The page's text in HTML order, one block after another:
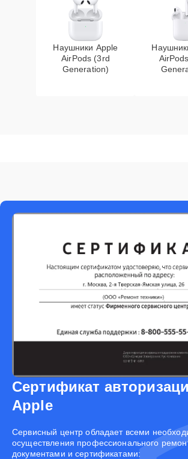
Наушники Apple
AirPods (3rd
Generation)
Сертификат
Apple
Cервисный центр обладает всеми
осуществления профессионального
документами и сертификатами: